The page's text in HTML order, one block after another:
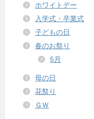
ホワイトデー
入学式・卒業式
子どもの日
春のお祭り
5月
母の日
花祭り
ＧＷ